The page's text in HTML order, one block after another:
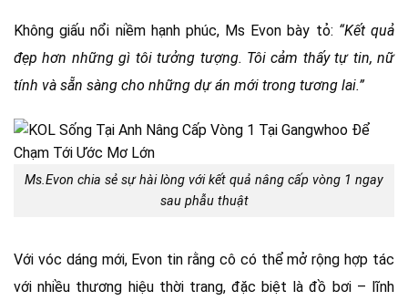
Không giấu nổi niềm hạnh phúc, Ms Evon bày tỏ: “Kết quả
đẹp hơn những gì tôi tưởng tượng. Tôi cảm thấy tự tin, nữ
tính và sẵn sàng cho những dự án mới trong tương lai.”
Ms.Evon chia sẻ sự hài lòng với kết quả nâng cấp vòng 1 ngay
sau phẫu thuật
Với vóc dáng mới, Evon tin rằng cô có thể mở rộng hợp tác
với nhiều thương hiệu thời trang, đặc biệt là đồ bơi – lĩnh